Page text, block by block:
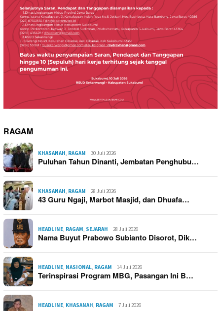
RAGAM
KHASANAH RAGAM 30 Juli 2026
Puluhan Tahun Dinanti, Jembatan Penghubu…
KHASANAH RAGAM 28 Juli 2026
43 Guru Ngaji, Marbot Masjid, dan Dhuafa…
HEADLINE RAGAM SEJARAH 28 Juli 2026
Nama Buyut Prabowo Subianto Disorot, Dik…
HEADLINE NASIONAL RAGAM 14 Juli 2026
Terinspirasi Program MBG, Pasangan Ini B…
HEADLINE KHASANAH RAGAM 7 Juli 2026